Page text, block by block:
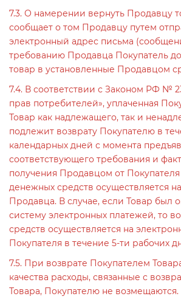
7.3. О намерении вернуть Продавцу
сообщает о том Продавцу путем
электронный адрес письма
требованию Продавца Покупатель
товар в установленные Продавцом
7.4. В соответствии с Законом РФ №
прав потребителей», уплаченная
Товар как надлежащего, так и
подлежит возврату Покупателю в
календарных дней с момента
соответствующего требования и
получения Продавцом от Покупателя
денежных средств осуществляется
Продавца. В случае, если Товар был
систему электронных платежей, то
средств осуществляется на
Покупателя в течение 5-ти рабочих
7.5. При возврате Покупателем
качества расходы, связанные с
Товара, Покупателю не возмещаются.